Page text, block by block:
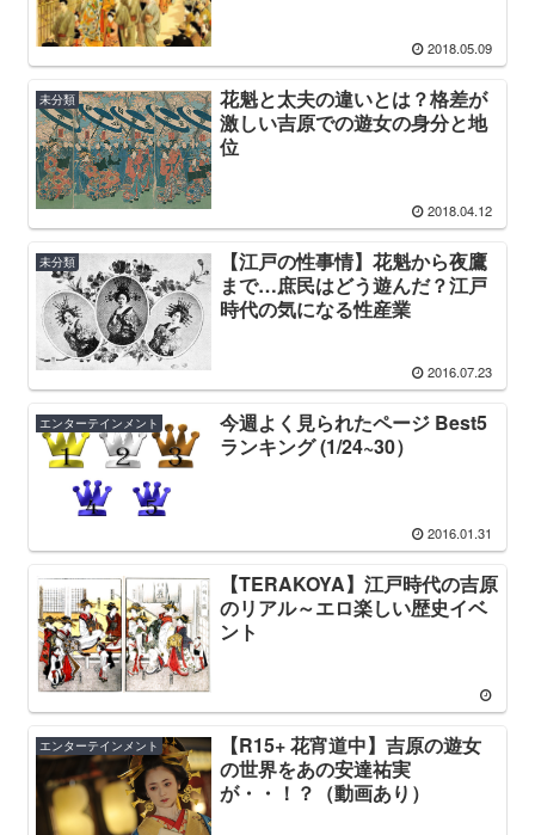
2018.05.09
未分類
花魁と太夫の違いとは？格差が
激しい吉原での遊女の身分と地
位
2018.04.12
未分類
【江戸の性事情】花魁から夜鷹
まで…庶民はどう遊んだ？江戸
時代の気になる性産業
2016.07.23
エンターテインメント
今週よく見られたページ Best5
ランキング (1/24~30）
2016.01.31
【TERAKOYA】江戸時代の吉原
のリアル～エロ楽しい歴史イベ
ント
エンターテインメント
【R15+ 花宵道中】吉原の遊女
の世界をあの安達祐実
が・・！？（動画あり）